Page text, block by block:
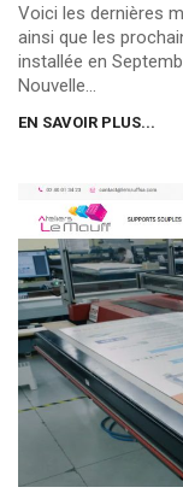
Voici les dernières
ainsi que les
installée en
Nouvelle...
EN SAVOIR PLUS...